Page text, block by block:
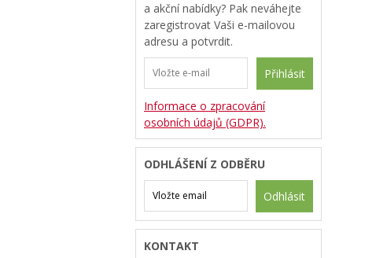
a akční nabídky? Pak neváhejte
zaregistrovat Vaši e-mailovou
adresu a potvrdit.
Přihlásit
Informace o zpracování
osobních údajů (GDPR).
ODHLÁŠENÍ Z ODBĚRU
Odhlásit
KONTAKT